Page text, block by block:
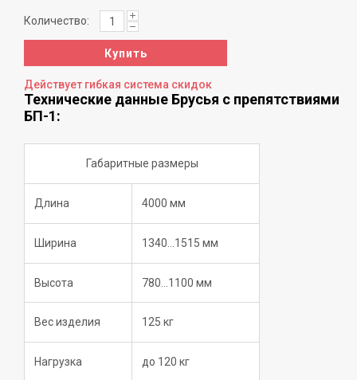
Количество:
Купить
Действует гибкая система скидок
Технические данные Брусья с препятствиями
БП-1:
Габаритные размеры
Длина 4000 мм
Ширина 1340...1515 мм
Высота 780…1100 мм
Вес изделия 125 кг
Нагрузка до 120 кг